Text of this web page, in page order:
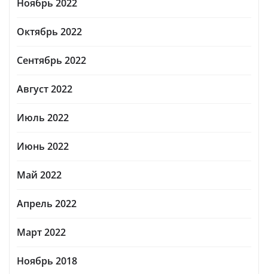
Ноябрь 2022
Октябрь 2022
Сентябрь 2022
Август 2022
Июль 2022
Июнь 2022
Май 2022
Апрель 2022
Март 2022
Ноябрь 2018